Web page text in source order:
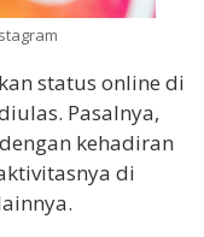
status online di
Pasalnya,
kehadiran
di